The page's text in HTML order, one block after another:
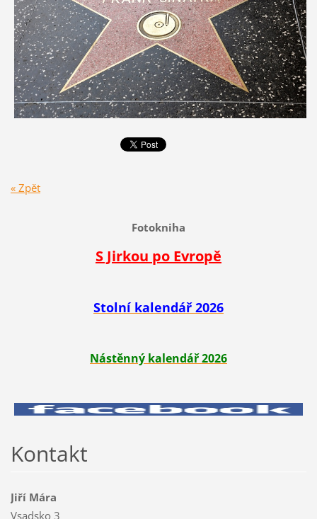
« Zpět
Fotokniha
S Jirkou po Evropě
Stolní kalendář 2026
Nástěnný kalendář 2026
Kontakt
Jiří Mára
Vsadsko 3